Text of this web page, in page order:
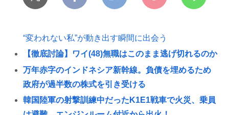
“変われない私”が動き出す瞬間に出会う
【徹底討論】ワイ(48)無職はこのまま逃げ切れるのか
万年赤字のインドネシア新幹線。負債を埋めるため
政府が過半数の株式を引き受ける
韓国陸軍の射撃訓練中だったK1E1戦車で火災、乗員